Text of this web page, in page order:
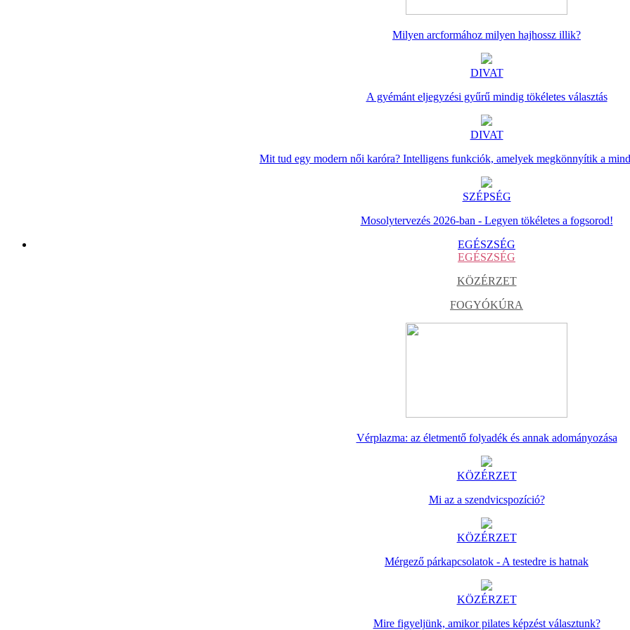
Milyen arcformához milyen hajhossz illik?
DIVAT
A gyémánt eljegyzési gyűrű mindig tökéletes választás
DIVAT
Mit tud egy modern női karóra? Intelligens funkciók, amelyek megkönnyítik a
SZÉPSÉG
Mosolytervezés 2026-ban - Legyen tökéletes a fogsorod!
EGÉSZSÉG
EGÉSZSÉG
KÖZÉRZET
FOGYÓKÚRA
Vérplazma: az életmentő folyadék és annak adományozása
KÖZÉRZET
Mi az a szendvicspozíció?
KÖZÉRZET
Mérgező párkapcsolatok - A testedre is hatnak
KÖZÉRZET
Mire figyeljünk, amikor pilates képzést választunk?